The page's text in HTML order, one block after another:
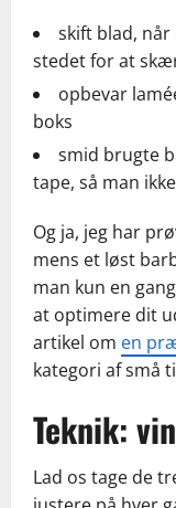
skift blad, når
stedet for at
opbevar
boks
smid brugte
tape, så man
Og ja, jeg har
mens et løst
man kun en
at optimere dit
artikel om en
kategori af små
Teknik:
Lad os tage de